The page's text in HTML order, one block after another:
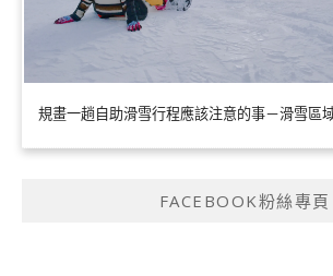
規畫一趟自助滑雪行程應該注意的事－滑雪區
FACEBOOK粉絲專頁